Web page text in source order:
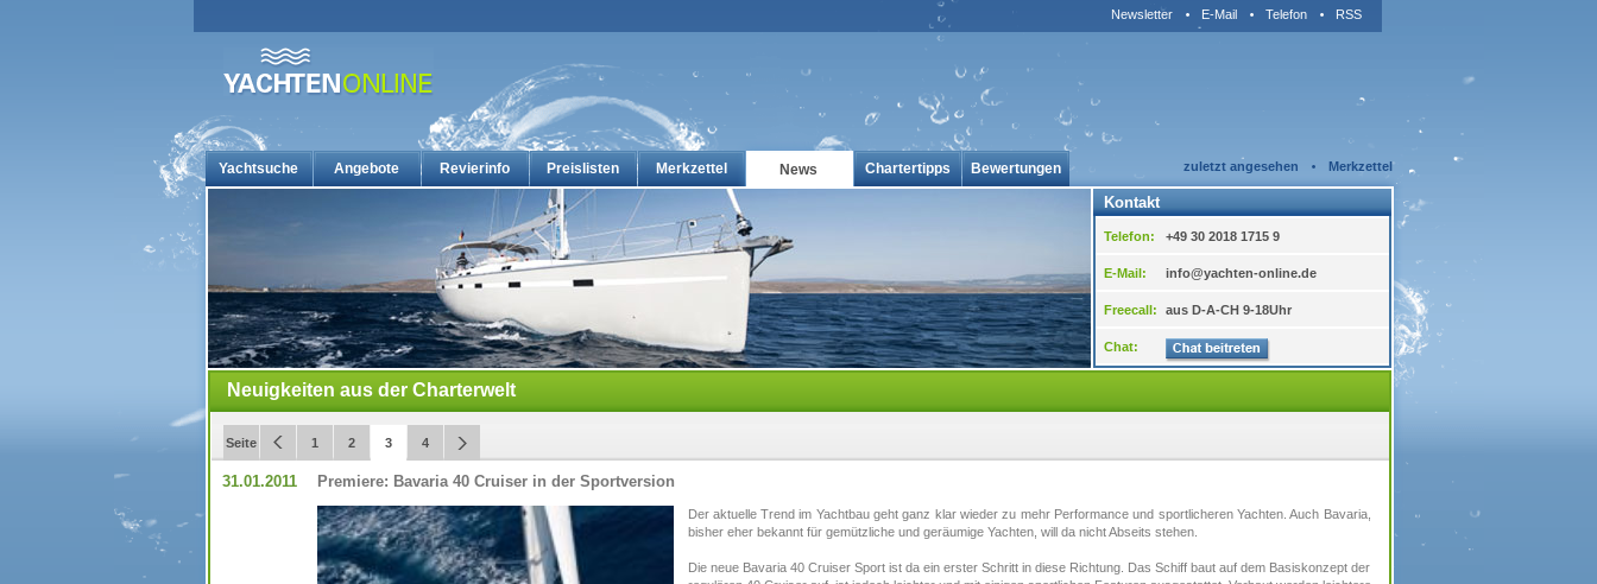
Yachtsuche Angebote Revierinfo Preislisten Merkzettel News Chartertipps Bewertungen zuletzt angesehen Merkzettel
Yachtcharter: Die günstigsten Charteryachten auf yachten-online
Kontakt
Telefon: +49 30 2018 1715 9
E-Mail: info@yachten-online.de
Freecall: aus D-A-CH 9-18Uhr
Chat:
Neuigkeiten aus der Charterwelt
Seite 1 2 3 4
31.01.2011 Premiere: Bavaria 40 Cruiser in der Sportversion
Der aktuelle Trend im Yachtbau geht ganz klar wieder zu mehr Performance und sportlicheren Yachten. Auch Bavaria,
bisher eher bekannt für gemützliche und geräumige Yachten, will da nicht Abseits stehen.
Die neue Bavaria 40 Cruiser Sport ist da ein erster Schritt in diese Richtung. Das Schiff baut auf dem Basiskonzept der
Newsletter E-Mail Telefon RSS